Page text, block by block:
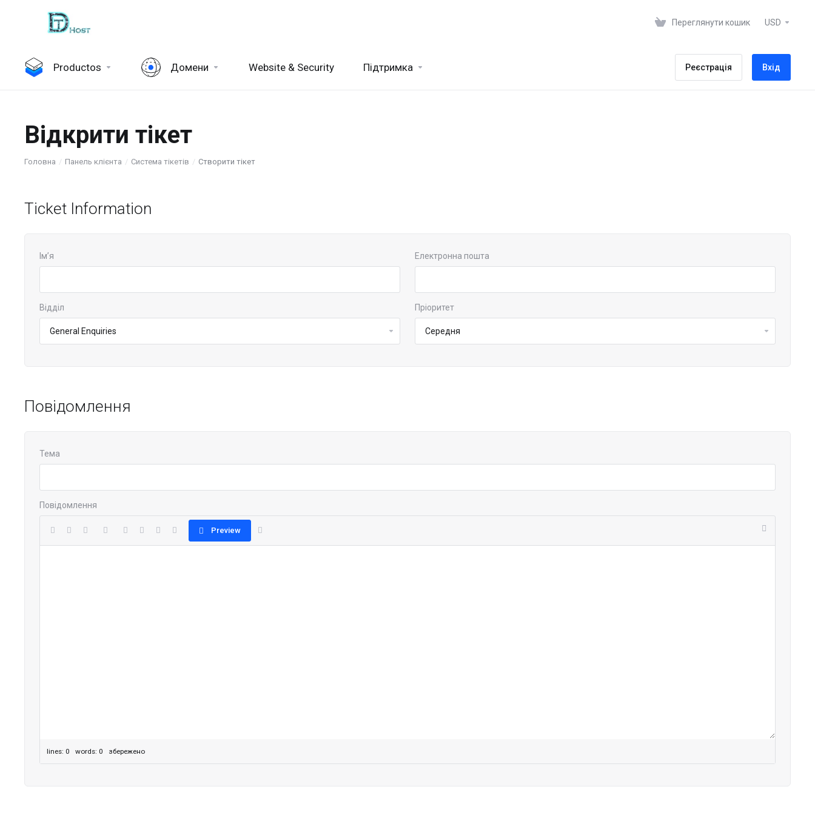
Переглянути кошик USD
Productos Домени Website & Security Підтримка Реєстрація Вхід
Відкрити тікет
Головна Панель клієнта Система тікетів Створити тікет
Ticket Information
Ім’я Електронна пошта
Відділ Пріоритет
Повідомлення
Тема
Повідомлення
Preview
lines: 0 words: 0 збережено